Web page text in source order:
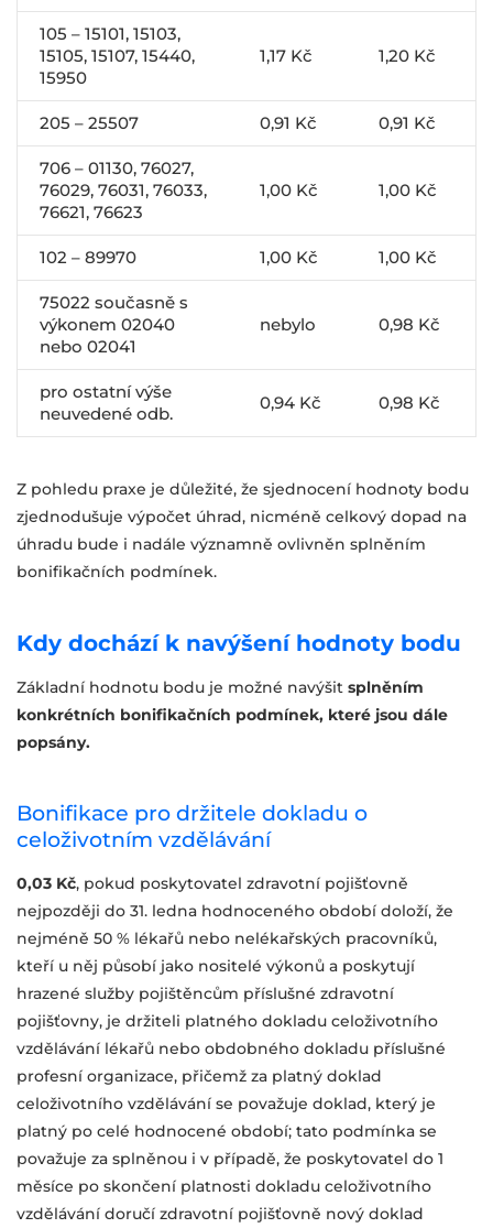
105 – 15101, 15103,
15105, 15107, 15440,
15950
1,17 Kč 1,20 Kč
205 – 25507 0,91 Kč 0,91 Kč
706 – 01130, 76027,
76029, 76031, 76033,
76621, 76623
1,00 Kč 1,00 Kč
102 – 89970 1,00 Kč 1,00 Kč
75022 současně s
výkonem 02040
nebo 02041
nebylo 0,98 Kč
pro ostatní výše
neuvedené odb.
0,94 Kč 0,98 Kč
Z pohledu praxe je důležité, že sjednocení hodnoty bodu
zjednodušuje výpočet úhrad, nicméně celkový dopad na
úhradu bude i nadále významně ovlivněn splněním
bonifikačních podmínek.
Kdy dochází k navýšení hodnoty bodu
Základní hodnotu bodu je možné navýšit splněním
konkrétních bonifikačních podmínek, které jsou dále
popsány.
Bonifikace pro držitele dokladu o
celoživotním vzdělávání
0,03 Kč, pokud poskytovatel zdravotní pojišťovně
nejpozději do 31. ledna hodnoceného období doloží, že
nejméně 50 % lékařů nebo nelékařských pracovníků,
kteří u něj působí jako nositelé výkonů a poskytují
hrazené služby pojištěncům příslušné zdravotní
pojišťovny, je držiteli platného dokladu celoživotního
vzdělávání lékařů nebo obdobného dokladu příslušné
profesní organizace, přičemž za platný doklad
celoživotního vzdělávání se považuje doklad, který je
platný po celé hodnocené období; tato podmínka se
považuje za splněnou i v případě, že poskytovatel do 1
měsíce po skončení platnosti dokladu celoživotního
vzdělávání doručí zdravotní pojišťovně nový doklad